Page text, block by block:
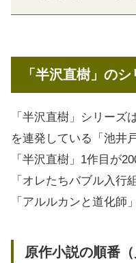
「半沢直樹」の
「半沢直樹」シリーズ
を連発している「池井
「半沢直樹」1作目が
「オレたちバブル入行
「アルルカンと道化師
原作小説の順番（